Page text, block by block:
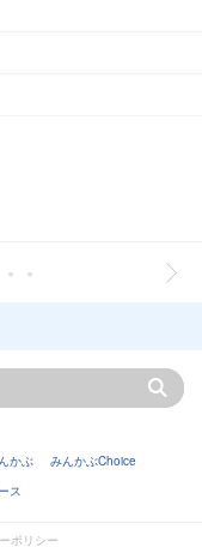
かぶ
みんかぶChoice
ス
ポリシー